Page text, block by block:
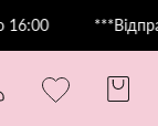
***Відправка